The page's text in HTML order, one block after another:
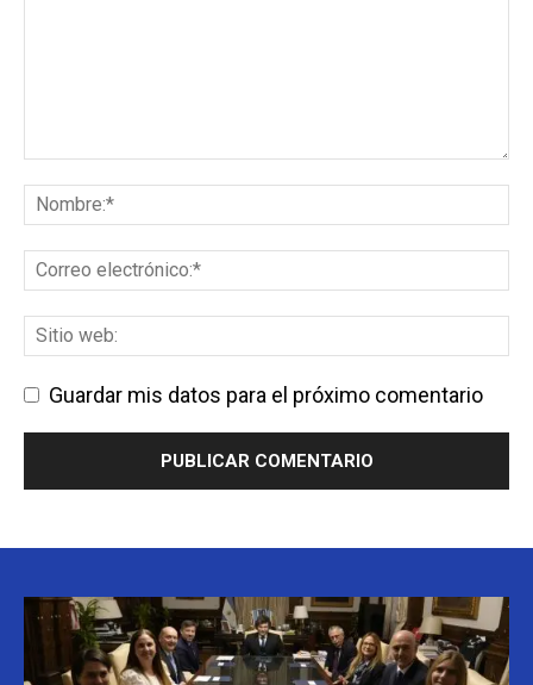
Guardar mis datos para el próximo comentario